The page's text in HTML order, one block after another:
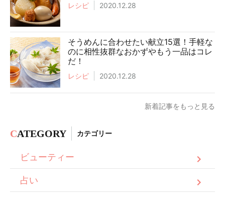
レシピ 2020.12.28
そうめんに合わせたい献立15選！手軽な
のに相性抜群なおかずやもう一品はコレ
だ！
レシピ 2020.12.28
新着記事をもっと見る
CATEGORY カテゴリー
ビューティー
占い